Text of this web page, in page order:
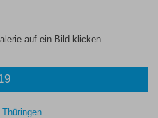
auf ein Bild klicken